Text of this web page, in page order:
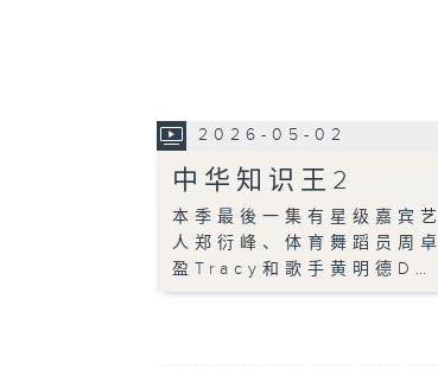
2026-05-02
中华知识王2
本季最後一集有星级嘉宾艺
人郑衍峰、体育舞蹈员周卓
盈Tracy和歌手黄明德D…